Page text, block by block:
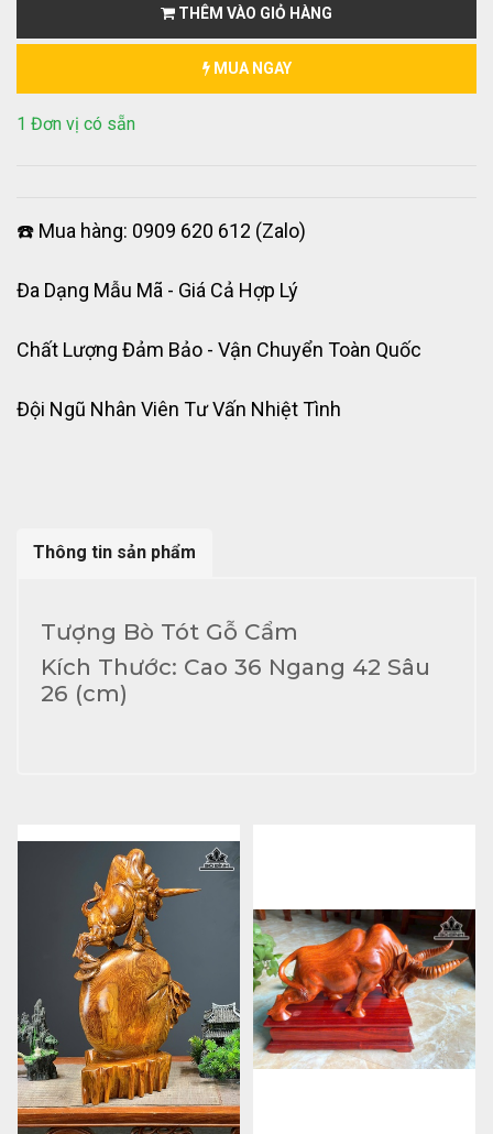
THÊM VÀO GIỎ HÀNG
MUA NGAY
1 Đơn vị có sẵn
☎️ Mua hàng: 0909 620 612 (Zalo)
Đa Dạng Mẫu Mã - Giá Cả Hợp Lý
Chất Lượng Đảm Bảo - Vận Chuyển Toàn Quốc
Đội Ngũ Nhân Viên Tư Vấn Nhiệt Tình
Thông tin sản phẩm
Tượng Bò Tót Gỗ Cẩm
Kích Thước: Cao 36 Ngang 42 Sâu
26 (cm)